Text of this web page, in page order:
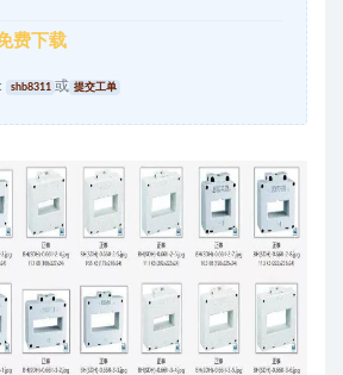
费下载
shb8311 或 提交工单